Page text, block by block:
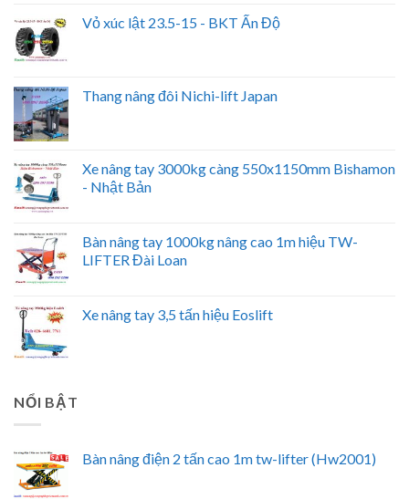
Vỏ xúc lật 23.5-15 - BKT Ấn Độ
Thang nâng đôi Nichi-lift Japan
Xe nâng tay 3000kg càng 550x1150mm Bishamon
- Nhật Bản
Bàn nâng tay 1000kg nâng cao 1m hiệu TW-
LIFTER Đài Loan
Xe nâng tay 3,5 tấn hiệu Eoslift
NỔI BẬT
Bàn nâng điện 2 tấn cao 1m tw-lifter (Hw2001)